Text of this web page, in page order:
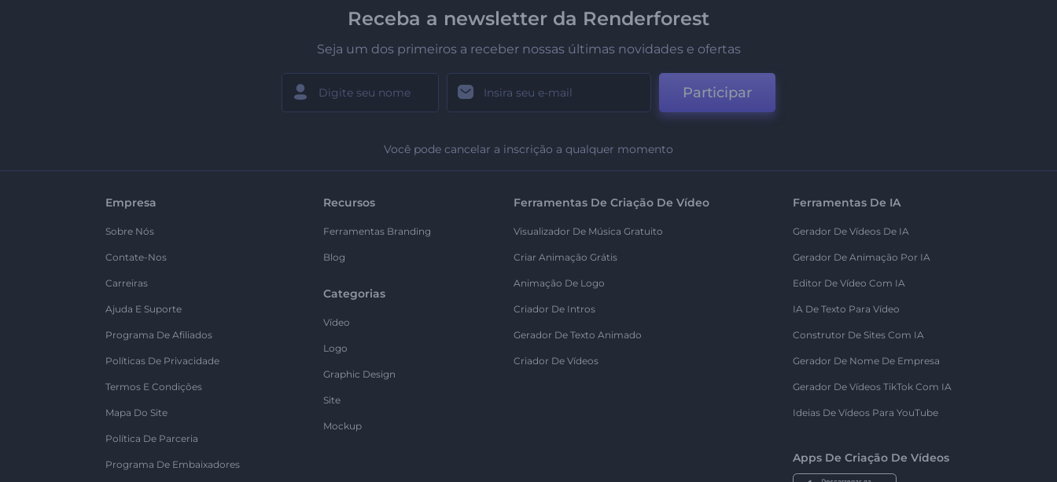
Receba a newsletter da Renderforest
Seja um dos primeiros a receber nossas últimas novidades e ofertas
Participar
Você pode cancelar a inscrição a qualquer momento
Empresa
Sobre Nós
Contate-Nos
Carreiras
Ajuda E Suporte
Programa De Afiliados
Políticas De Privacidade
Termos E Condições
Mapa Do Site
Política De Parceria
Programa De Embaixadores
Recursos
Ferramentas Branding
Blog
Categorias
Vídeo
Logo
Graphic Design
Site
Mockup
Ferramentas De Criação De Vídeo
Visualizador De Música Gratuito
Criar Animação Grátis
Animação De Logo
Criador De Intros
Gerador De Texto Animado
Criador De Vídeos
Ferramentas De IA
Gerador De Vídeos De IA
Gerador De Animação Por IA
Editor De Vídeo Com IA
IA De Texto Para Vídeo
Construtor De Sites Com IA
Gerador De Nome De Empresa
Gerador De Vídeos TikTok Com IA
Ideias De Vídeos Para YouTube
Apps De Criação De Vídeos